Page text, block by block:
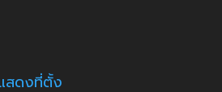
สดงที่ตั้ง